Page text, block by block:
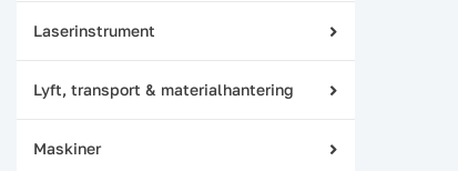
Laserinstrument
Lyft, transport & materialhantering
Maskiner